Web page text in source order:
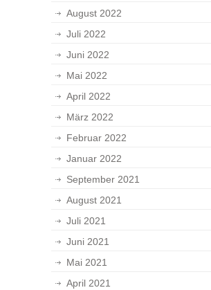
August 2022
Juli 2022
Juni 2022
Mai 2022
April 2022
März 2022
Februar 2022
Januar 2022
September 2021
August 2021
Juli 2021
Juni 2021
Mai 2021
April 2021